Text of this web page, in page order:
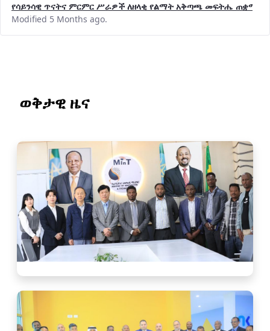
የሳይንሳዊ ጥናትና ምርምር ሥራዎች ለዘላቂ የልማት አቅጣጫ መፍትሔ ጠቋሚ
Modified 5 Months ago.
ወቅታዊ ዜና